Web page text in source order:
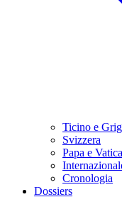
Ticino e
Svizzera
Papa e
Cronologia
Dossiers